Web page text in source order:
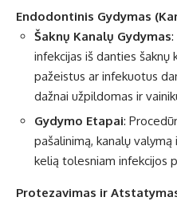
Endodontinis Gydymas
Šaknų Kanalų Gydymas
infekcijas iš danties šaknų
pažeistus ar infekuotus
dažnai užpildomas ir
Gydymo Etapai:
pašalinimą, kanalų
kelią tolesniam infekcijos
Protezavimas ir